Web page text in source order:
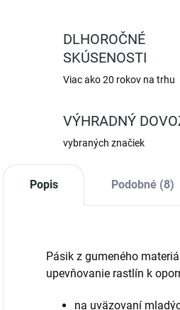
DLHOROČNÉ
SKÚSENOSTI
Viac ako 20 rokov na trhu
VÝHRADNÝ
vybraných značiek
Popis Podobné (8)
Pásik z gumeného
upevňovanie rastlín k
na uväzovaní